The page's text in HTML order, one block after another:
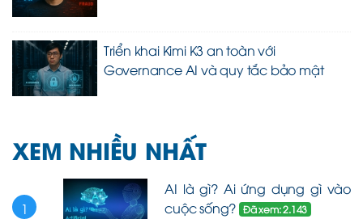
Triển khai Kimi K3 an toàn với
Governance AI và quy tắc bảo mật
XEM NHIỀU NHẤT
1
AI là gì? Ai ứng dụng gì vào
cuộc sống? Đã xem: 2.143